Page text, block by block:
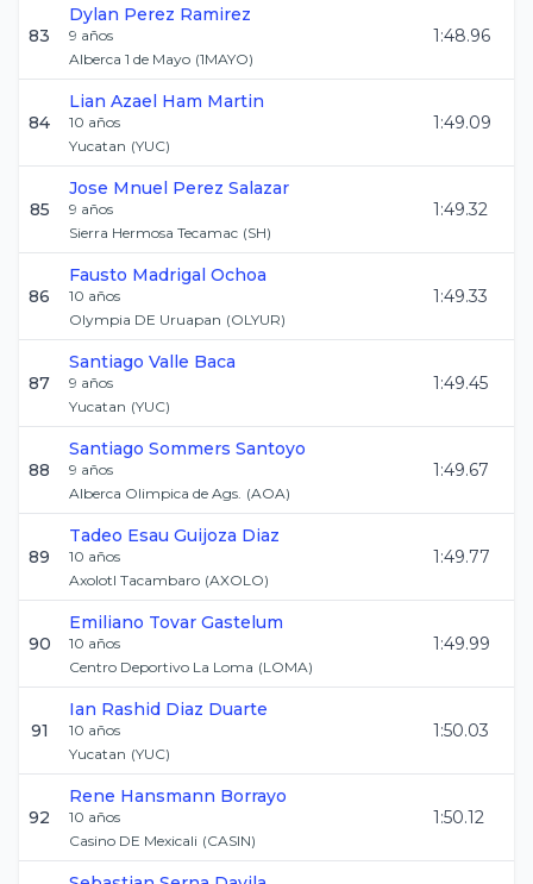
83
Dylan Perez Ramirez
9 años
Alberca 1 de Mayo (1MAYO)
1:48.96
84
Lian Azael Ham Martin
10 años
Yucatan (YUC)
1:49.09
85
Jose Mnuel Perez Salazar
9 años
Sierra Hermosa Tecamac (SH)
1:49.32
86
Fausto Madrigal Ochoa
10 años
Olympia DE Uruapan (OLYUR)
1:49.33
87
Santiago Valle Baca
9 años
Yucatan (YUC)
1:49.45
88
Santiago Sommers Santoyo
9 años
Alberca Olimpica de Ags. (AOA)
1:49.67
89
Tadeo Esau Guijoza Diaz
10 años
Axolotl Tacambaro (AXOLO)
1:49.77
90
Emiliano Tovar Gastelum
10 años
Centro Deportivo La Loma (LOMA)
1:49.99
91
Ian Rashid Diaz Duarte
10 años
Yucatan (YUC)
1:50.03
92
Rene Hansmann Borrayo
10 años
Casino DE Mexicali (CASIN)
1:50.12